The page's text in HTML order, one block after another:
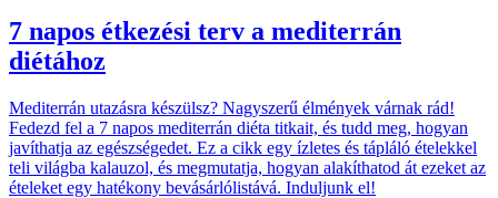
7 napos étkezési terv a mediterrán
diétához
Mediterrán utazásra készülsz? Nagyszerű élmények várnak rád!
Fedezd fel a 7 napos mediterrán diéta titkait, és tudd meg, hogyan
javíthatja az egészségedet. Ez a cikk egy ízletes és tápláló ételekkel
teli világba kalauzol, és megmutatja, hogyan alakíthatod át ezeket az
ételeket egy hatékony bevásárlólistává. Induljunk el!